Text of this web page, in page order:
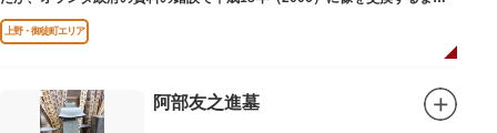
は博士の弟の像でした。
上野・御徒町エリア
阿部友之進墓